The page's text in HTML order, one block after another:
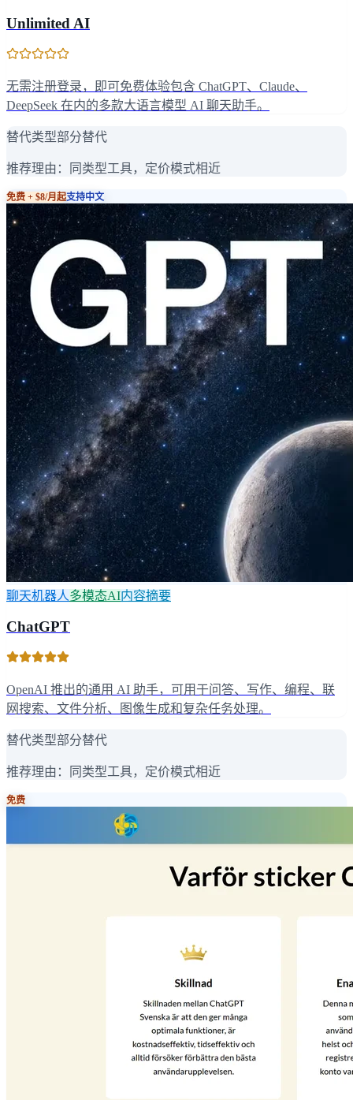
Unlimited AI
无需注册登录，即可免费体验包含 ChatGPT、Claude、
DeepSeek 在内的多款大语言模型 AI 聊天助手。
替代类型部分替代
推荐理由： 同类型工具，定价模式相近
免费 + $8/月起支持中文
聊天机器人多模态AI内容摘要
ChatGPT
OpenAI 推出的通用 AI 助手，可用于问答、写作、编程、联
网搜索、文件分析、图像生成和复杂任务处理。
替代类型部分替代
推荐理由： 同类型工具，定价模式相近
免费